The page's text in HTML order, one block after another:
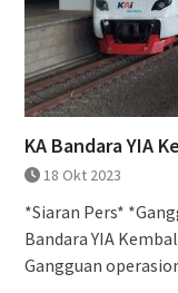
KA Bandara YIA
18 Okt 2023
*Siaran Pers*
Bandara YIA
Gangguan